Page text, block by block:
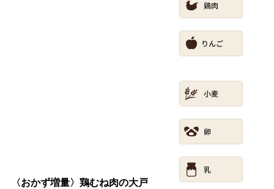
〈おかず増量〉鶏むね肉の大戸